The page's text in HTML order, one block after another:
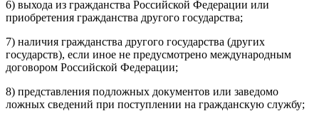
6) выхода из гражданства Российской Федерации или
приобретения гражданства другого государства;
7) наличия гражданства другого государства (других
государств), если иное не предусмотрено международным
договором Российской Федерации;
8) представления подложных документов или заведомо
ложных сведений при поступлении на гражданскую службу;